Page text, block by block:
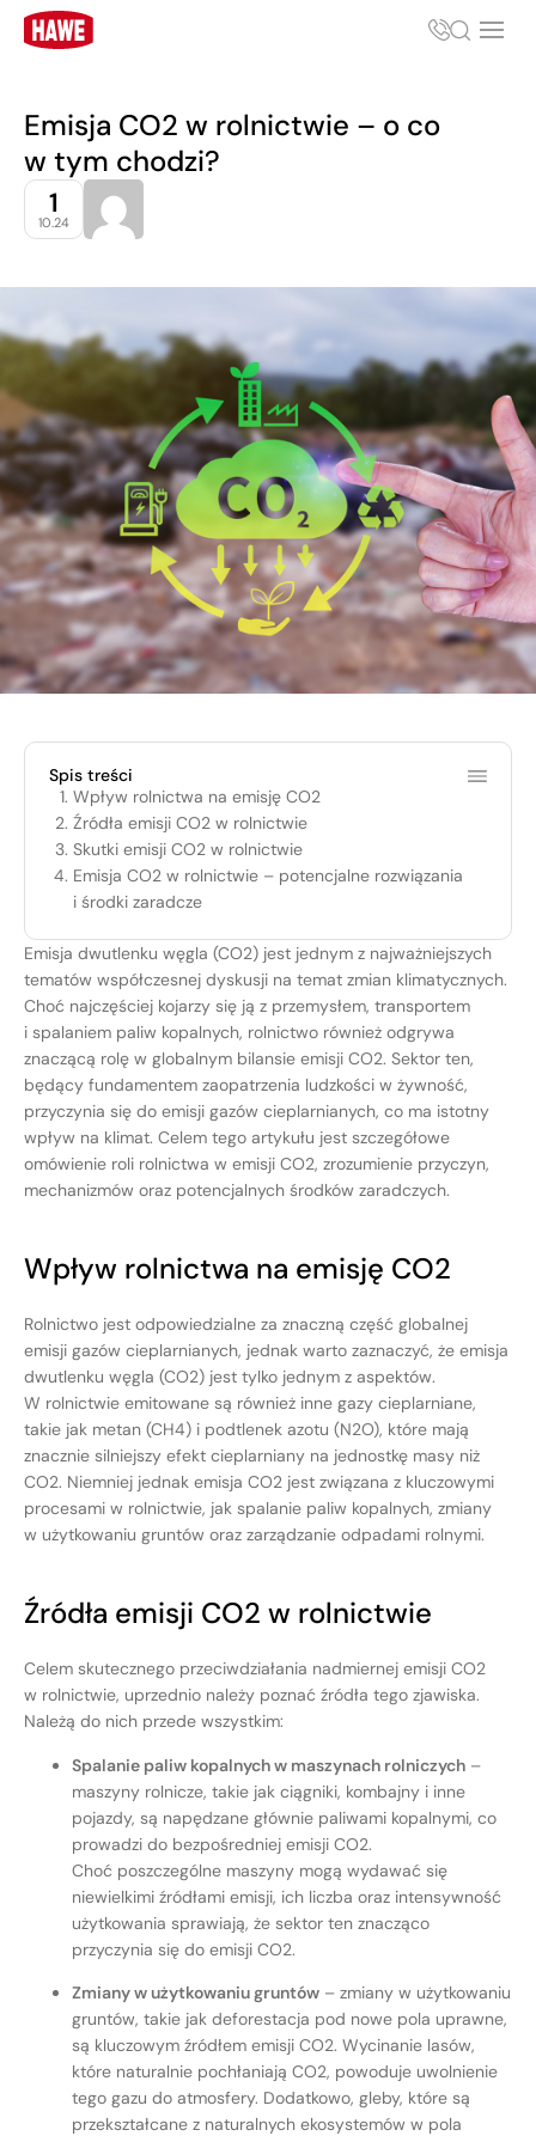
Emisja CO2 w rolnictwie – o co
w tym chodzi?
1
10.24
Spis treści
Wpływ rolnictwa na emisję CO2
Źródła emisji CO2 w rolnictwie
Skutki emisji CO2 w rolnictwie
Emisja CO2 w rolnictwie – potencjalne rozwiązania
i środki zaradcze
Emisja dwutlenku węgla (CO2) jest jednym z najważniejszych
tematów współczesnej dyskusji na temat zmian klimatycznych.
Choć najczęściej kojarzy się ją z przemysłem, transportem
i spalaniem paliw kopalnych, rolnictwo również odgrywa
znaczącą rolę w globalnym bilansie emisji CO2. Sektor ten,
będący fundamentem zaopatrzenia ludzkości w żywność,
przyczynia się do emisji gazów cieplarnianych, co ma istotny
wpływ na klimat. Celem tego artykułu jest szczegółowe
omówienie roli rolnictwa w emisji CO2, zrozumienie przyczyn,
mechanizmów oraz potencjalnych środków zaradczych.
Wpływ rolnictwa na emisję CO2
Rolnictwo jest odpowiedzialne za znaczną część globalnej
emisji gazów cieplarnianych, jednak warto zaznaczyć, że emisja
dwutlenku węgla (CO2) jest tylko jednym z aspektów.
W rolnictwie emitowane są również inne gazy cieplarniane,
takie jak metan (CH4) i podtlenek azotu (N2O), które mają
znacznie silniejszy efekt cieplarniany na jednostkę masy niż
CO2. Niemniej jednak emisja CO2 jest związana z kluczowymi
procesami w rolnictwie, jak spalanie paliw kopalnych, zmiany
w użytkowaniu gruntów oraz zarządzanie odpadami rolnymi.
Źródła emisji CO2 w rolnictwie
Celem skutecznego przeciwdziałania nadmiernej emisji CO2
w rolnictwie, uprzednio należy poznać źródła tego zjawiska.
Należą do nich przede wszystkim:
Spalanie paliw kopalnych w maszynach rolniczych –
maszyny rolnicze, takie jak ciągniki, kombajny i inne
pojazdy, są napędzane głównie paliwami kopalnymi, co
prowadzi do bezpośredniej emisji CO2.
Choć poszczególne maszyny mogą wydawać się
niewielkimi źródłami emisji, ich liczba oraz intensywność
użytkowania sprawiają, że sektor ten znacząco
przyczynia się do emisji CO2.
Zmiany w użytkowaniu gruntów – zmiany w użytkowaniu
gruntów, takie jak deforestacja pod nowe pola uprawne,
są kluczowym źródłem emisji CO2. Wycinanie lasów,
które naturalnie pochłaniają CO2, powoduje uwolnienie
tego gazu do atmosfery. Dodatkowo, gleby, które są
przekształcane z naturalnych ekosystemów w pola